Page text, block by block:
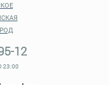
12
23:00